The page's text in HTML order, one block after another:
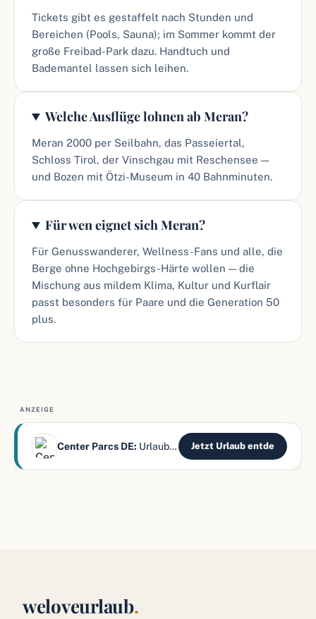
Tickets gibt es gestaffelt nach Stunden und
Bereichen (Pools, Sauna); im Sommer kommt der
große Freibad-Park dazu. Handtuch und
Bademantel lassen sich leihen.
Welche Ausflüge lohnen ab Meran?
Meran 2000 per Seilbahn, das Passeiertal,
Schloss Tirol, der Vinschgau mit Reschensee —
und Bozen mit Ötzi-Museum in 40 Bahnminuten.
Für wen eignet sich Meran?
Für Genusswanderer, Wellness-Fans und alle, die
Berge ohne Hochgebirgs-Härte wollen — die
Mischung aus mildem Klima, Kultur und Kurflair
passt besonders für Paare und die Generation 50
plus.
ANZEIGE
Center Parcs DE: Urlaub mitten im Wald erleben Jetzt Urlaub entde
weloveurlaub.